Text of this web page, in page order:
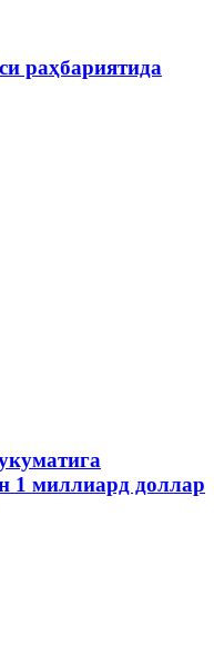
раҳбариятида
1 миллиард доллар